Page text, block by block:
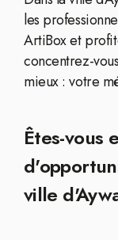
les
ArtiBox et
concentrez-
mieux : votre
Êtes-vous
ville